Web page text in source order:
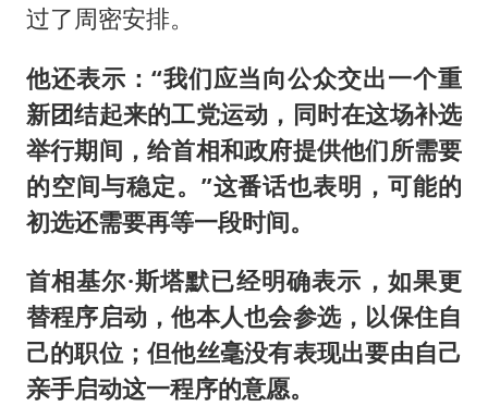
过了周密安排。
他还表示：“我们应当向公众交出一个重
新团结起来的工党运动，同时在这场补选
举行期间，给首相和政府提供他们所需要
的空间与稳定。”这番话也表明，可能的
初选还需要再等一段时间。
首相基尔·斯塔默已经明确表示，如果更
替程序启动，他本人也会参选，以保住自
己的职位；但他丝毫没有表现出要由自己
亲手启动这一程序的意愿。